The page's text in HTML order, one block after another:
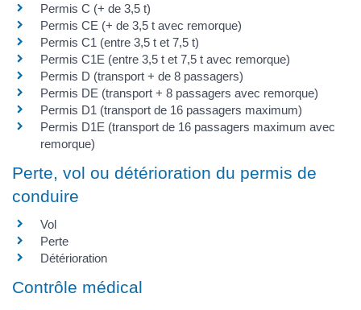
Permis C (+ de 3,5 t)
Permis CE (+ de 3,5 t avec remorque)
Permis C1 (entre 3,5 t et 7,5 t)
Permis C1E (entre 3,5 t et 7,5 t avec remorque)
Permis D (transport + de 8 passagers)
Permis DE (transport + 8 passagers avec remorque)
Permis D1 (transport de 16 passagers maximum)
Permis D1E (transport de 16 passagers maximum avec
remorque)
Perte, vol ou détérioration du permis de
conduire
Vol
Perte
Détérioration
Contrôle médical